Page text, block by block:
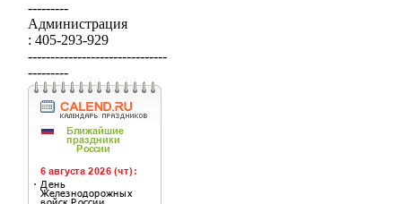
---------
Администрация
: 405-293-929
-------------------------------
---------